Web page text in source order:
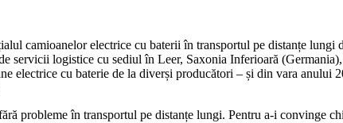
camioanelor electrice cu baterii în transportul pe distanțe lungi
logistice cu sediul în Leer, Saxonia Inferioară
electrice cu baterie de la diverși producători – și din vara anului
probleme în transportul pe distanțe lungi. Pentru a-i convinge